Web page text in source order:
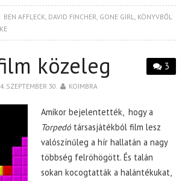
BEN AFFLECK, DAVID FINCHER, GONE GIRL, KÖNYVBŐL
3
közeleg
SZEPTEMBER 30. KOIMBRA
Amikor bejelentették, hogy a
Torpedó társasjátékból film lesz
valószínűleg a hír hallatán a nagy
többség felröhögött. És talán
sokan kocogtatták a halántékukat,